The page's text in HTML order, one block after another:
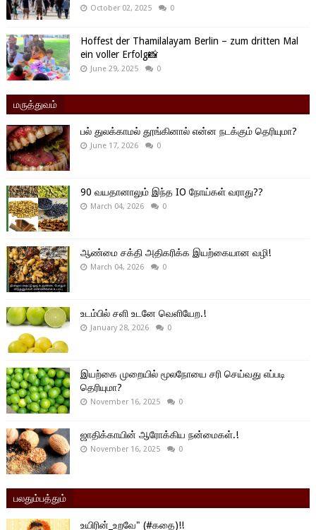
October 02, 2025 0
Hoffest der Thamilalayam Berlin – zum dritten Mal
ein voller Erfolg📸
June 29, 2025 0
மருத்துவம்
பல் துலக்காமல் தூங்கினால் என்ன நடக்கும் தெரியுமா?
June 17, 2026 0
90 வயதானாலும் இந்த IO நோய்கள் வராது??
March 04, 2026 0
ஆண்மை சக்தி அதிகரிக்க இயற்கையான வழி!
March 04, 2026 0
உடம்பில் சளி உடனே வெளியேற.!
January 28, 2026 0
இயற்கை முறையில் மூலநோயை சரி செய்வது எப்படி
தெரியுமா?
November 16, 2025 0
ஜாதிக்காயின் ஆரோக்கிய நன்மைகள்.!
November 16, 2025 0
பலதும்பத்தும்
உயிரின்_உறவே" (#கதை)!!